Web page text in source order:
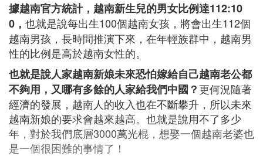
據越南官方統計，越南新生兒的男女比例達112:10
0， 也就是說每出生100個越南女孩，將會出生112個
越南男孩，長時間推演下來，在年輕族群中，越南男
性的比例是高於越南女性的。
也就是說人家越南新娘未來恐怕嫁給自己越南老公都
不夠用，又哪有多餘的人家給我們中國？更何況隨著
經濟的發展，越南人的收入也在不斷攀升，所以未來
越南新娘的要求會越來越高。也就是說用不了多少
年，對於我們底層3000萬光棍，想娶一個越南老婆也
是一個很困難的事情了！